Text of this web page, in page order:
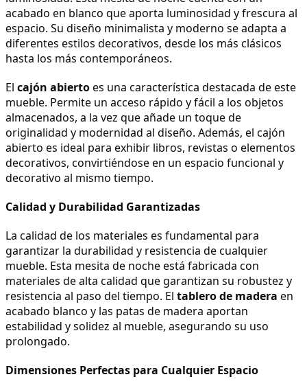
acabado en blanco que aporta luminosidad y frescura al
espacio. Su diseño minimalista y moderno se adapta a
diferentes estilos decorativos, desde los más clásicos
hasta los más contemporáneos.
El cajón abierto es una característica destacada de este
mueble. Permite un acceso rápido y fácil a los objetos
almacenados, a la vez que añade un toque de
originalidad y modernidad al diseño. Además, el cajón
abierto es ideal para exhibir libros, revistas o elementos
decorativos, convirtiéndose en un espacio funcional y
decorativo al mismo tiempo.
Calidad y Durabilidad Garantizadas
La calidad de los materiales es fundamental para
garantizar la durabilidad y resistencia de cualquier
mueble. Esta mesita de noche está fabricada con
materiales de alta calidad que garantizan su robustez y
resistencia al paso del tiempo. El tablero de madera en
acabado blanco y las patas de madera aportan
estabilidad y solidez al mueble, asegurando su uso
prolongado.
Dimensiones Perfectas para Cualquier Espacio